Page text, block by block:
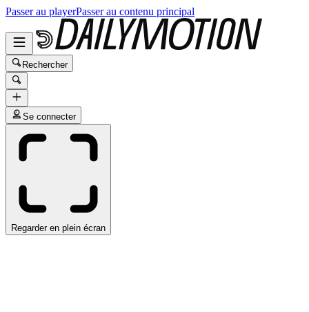
Passer au playerPasser au contenu principal
Rechercher
Se connecter
Regarder en plein écran